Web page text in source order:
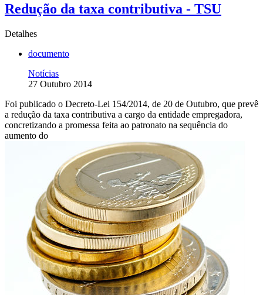
Redução da taxa contributiva - TSU
Detalhes
documento
Notícias
27 Outubro 2014
Foi publicado o Decreto-Lei 154/2014, de 20 de Outubro, que prevê
a redução da taxa contributiva a cargo da entidade empregadora,
concretizando a promessa feita ao patronato na sequência do
aumento do